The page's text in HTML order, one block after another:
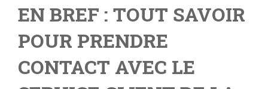
EN BREF : TOUT SAVOIR
POUR PRENDRE
CONTACT AVEC LE